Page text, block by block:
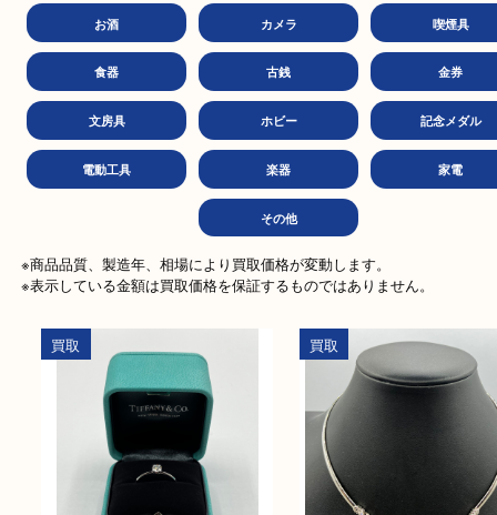
銀製品 宝石
バッグ ブランド
お酒 カメラ 喫煙
食器 古銭
ホビー
電動工具 楽器
その他
※商品品質、製造年、相場により買取価格が変動します。
※表示している金額は買取価格を保証するものではありません。
買取